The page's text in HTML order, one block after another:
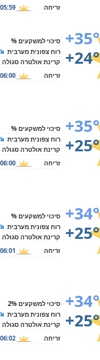
זריחה
05:59
+35°
+24°
סיכוי למשקעים %
רוח צפונית מערבית
קרינת אולטרה סגולה
זריחה
06:00
+35°
+25°
סיכוי למשקעים %
רוח צפונית מערבית
קרינת אולטרה סגולה
זריחה
06:00
+34°
+25°
סיכוי למשקעים %
רוח צפונית מערבית
קרינת אולטרה סגולה
זריחה
06:01
+34°
+25°
סיכוי למשקעים 2%
רוח צפונית מערבית
קרינת אולטרה סגולה
זריחה
06:02